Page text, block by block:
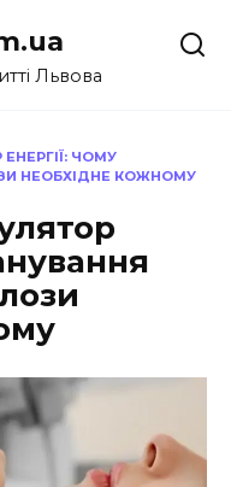
Львова
ЧОМУ
НЕОБХІДНЕ КОЖНОМУ